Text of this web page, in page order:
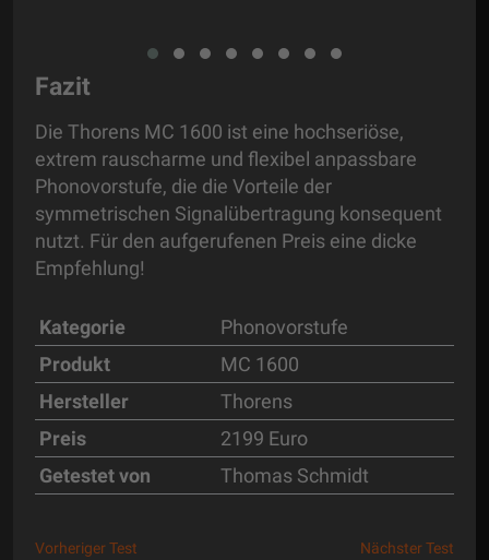
Fazit
Die Thorens MC 1600 ist eine hochseriöse,
extrem rauscharme und flexibel anpassbare
Phonovorstufe, die die Vorteile der
symmetrischen Signalübertragung konsequent
nutzt. Für den aufgerufenen Preis eine dicke
Empfehlung!
Kategorie
Phonovorstufe
Produkt
MC 1600
Hersteller
Thorens
Preis
2199 Euro
Getestet von
Thomas Schmidt
Vorheriger Test Nächster Test